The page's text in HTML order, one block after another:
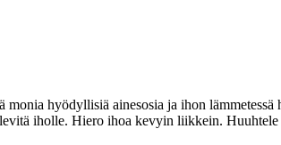
hyödyllisiä ainesosia ja ihon lämmetessä
iholle. Hiero ihoa kevyin liikkein.